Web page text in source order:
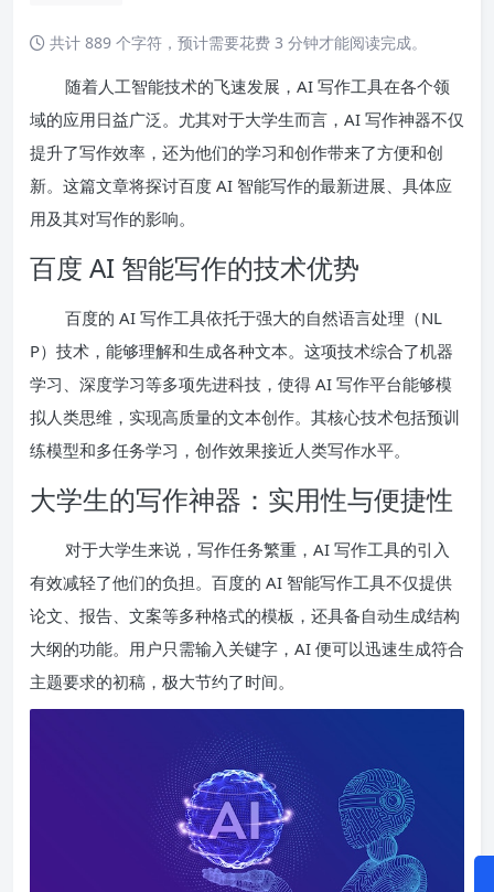
共计 889 个字符，预计需要花费 3 分钟才能阅读完成。
随着人工智能技术的飞速发展，AI 写作工具在各个领
域的应用日益广泛。尤其对于大学生而言，AI 写作神器不仅
提升了写作效率，还为他们的学习和创作带来了方便和创
新。这篇文章将探讨百度 AI 智能写作的最新进展、具体应
用及其对写作的影响。
百度 AI 智能写作的技术优势
百度的 AI 写作工具依托于强大的自然语言处理（NL
P）技术，能够理解和生成各种文本。这项技术综合了机器
学习、深度学习等多项先进科技，使得 AI 写作平台能够模
拟人类思维，实现高质量的文本创作。其核心技术包括预训
练模型和多任务学习，创作效果接近人类写作水平。
大学生的写作神器：实用性与便捷性
对于大学生来说，写作任务繁重，AI 写作工具的引入
有效减轻了他们的负担。百度的 AI 智能写作工具不仅提供
论文、报告、文案等多种格式的模板，还具备自动生成结构
大纲的功能。用户只需输入关键字，AI 便可以迅速生成符合
主题要求的初稿，极大节约了时间。